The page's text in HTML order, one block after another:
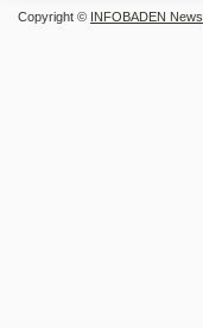
Copyright © INFOBADEN News